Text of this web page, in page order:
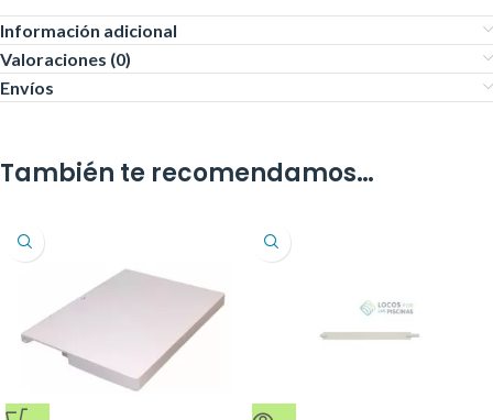
Información adicional
Valoraciones (0)
Envíos
También te recomendamos…